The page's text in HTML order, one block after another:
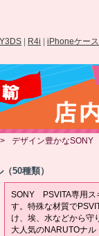
R4i iPhoneケース
>
デザイン豊かなSONY
50種類）
SONY PSVITA専用ス
す。特殊な材質で
け、埃、水などから守
大人気のNARUTOナル